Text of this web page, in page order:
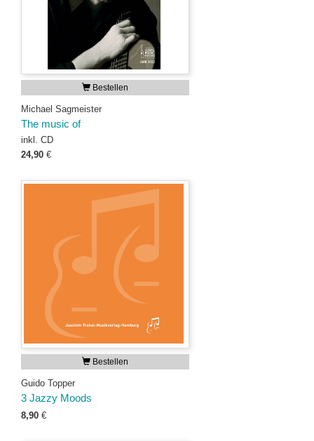
Bestellen
Michael Sagmeister
The music of
inkl. CD
24,90 €
Bestellen
Guido Topper
3 Jazzy Moods
8,90 €